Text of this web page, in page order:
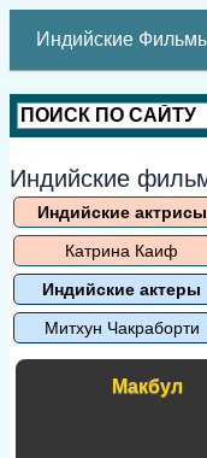
Индийские
Индийские
Индийские актрисы
Катрина Каиф
Индийские актеры
Митхун Чакраборти
Макбул